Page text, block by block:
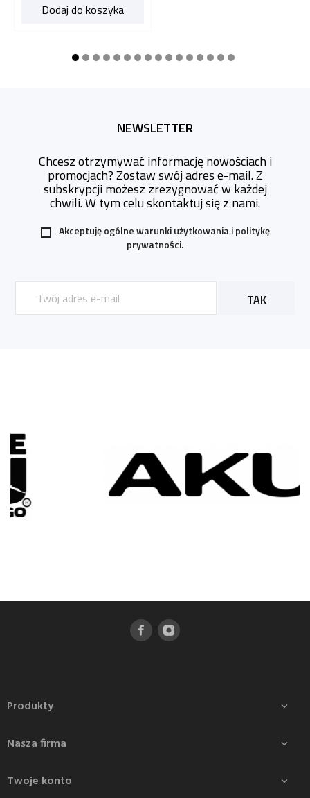
Dodaj do koszyka
NEWSLETTER
Chcesz otrzymywać informację nowościach i
promocjach? Zostaw swój adres e-mail. Z
subskrypcji możesz zrezygnować w każdej
chwili. W tym celu skontaktuj się z nami.
Akceptuję ogólne warunki użytkowania ipolitykę
prywatności.
Produkty 
Nasza firma 
Twoje konto 